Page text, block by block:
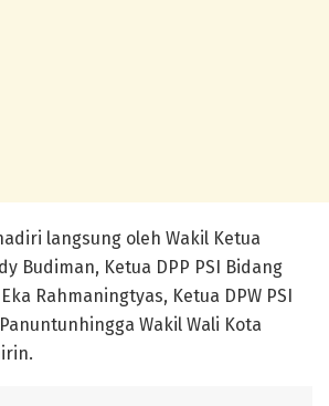
langsung oleh Wakil Ketua
Budiman, Ketua DPP PSI Bidang
Rahmaningtyas, Ketua DPW PSI
Wakil Wali Kota